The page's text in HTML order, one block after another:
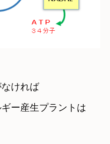
ければ
ー産生プラントは